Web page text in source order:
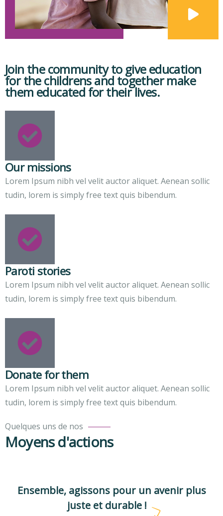
Join the community to give education
for the childrens and together make
them educated for their lives.
Our missions
Lorem Ipsum nibh vel velit auctor aliquet. Aenean sollic
tudin, lorem is simply free text quis bibendum.
Paroti stories
Lorem Ipsum nibh vel velit auctor aliquet. Aenean sollic
tudin, lorem is simply free text quis bibendum.
Donate for them
Lorem Ipsum nibh vel velit auctor aliquet. Aenean sollic
tudin, lorem is simply free text quis bibendum.
Quelques uns de nos
Moyens d'actions
de
l’agroécologie
Ensemble, agissons pour un avenir plus
juste et durable !